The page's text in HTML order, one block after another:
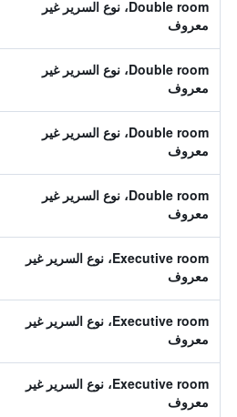
Double room، نوع السرير غير
معروف
Double room، نوع السرير غير
معروف
Double room، نوع السرير غير
معروف
Double room، نوع السرير غير
معروف
Executive room، نوع السرير غير
معروف
Executive room، نوع السرير غير
معروف
Executive room، نوع السرير غير
معروف